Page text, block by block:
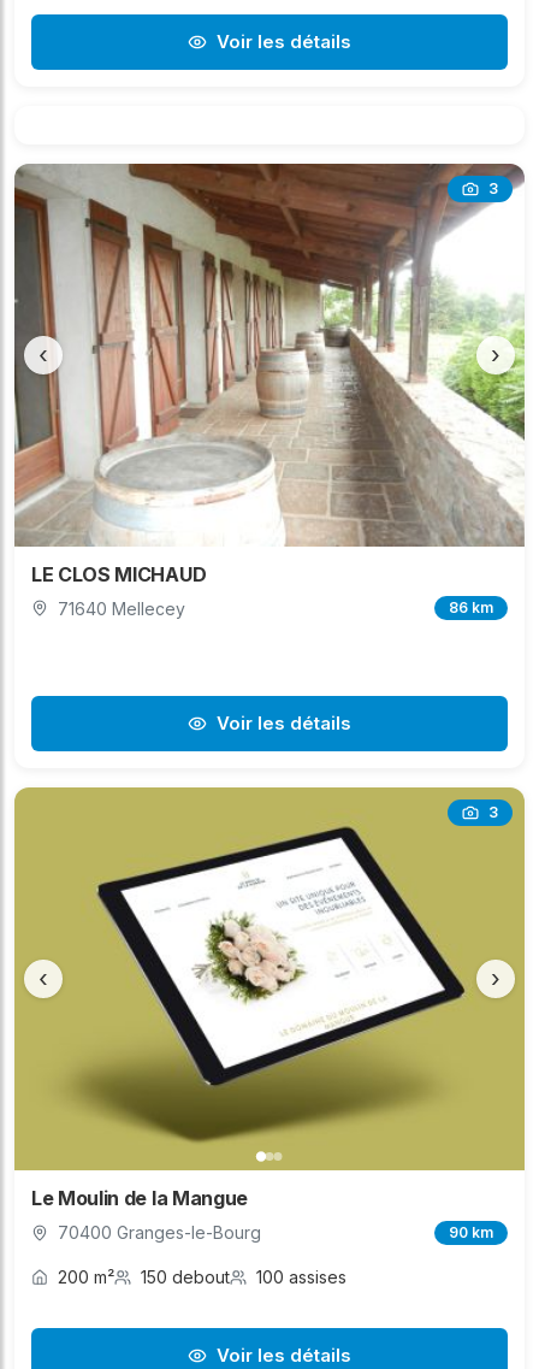
Voir les détails
3
‹ ›
LE CLOS MICHAUD
71640 Mellecey 86 km
Voir les détails
3
‹ ›
Le Moulin de la Mangue
70400 Granges-le-Bourg 90 km
200 m² 150 debout 100 assises
Voir les détails